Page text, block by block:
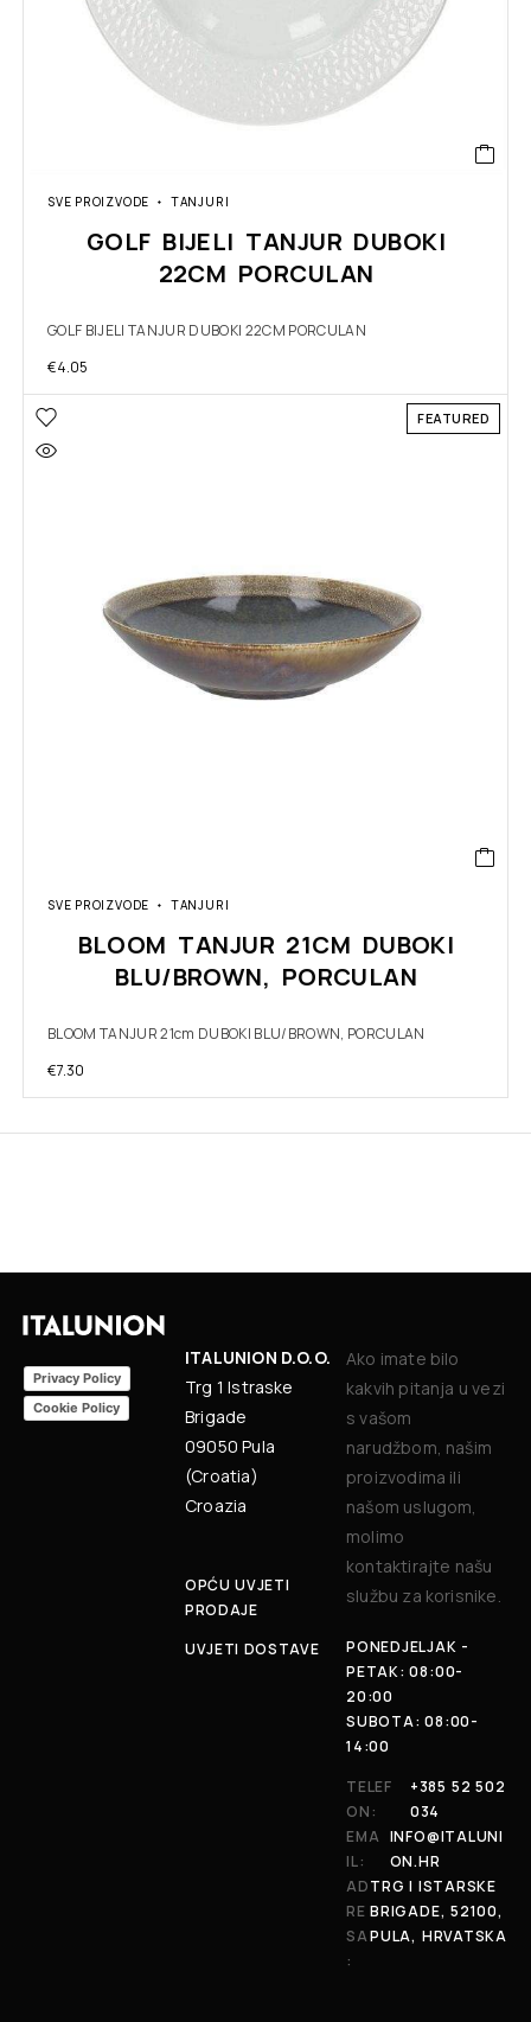
SVE PROIZVODE TANJURI
GOLF BIJELI TANJUR DUBOKI
22CM PORCULAN
GOLF BIJELI TANJUR DUBOKI 22CM PORCULAN
€4.05
FEATURED
SVE PROIZVODE TANJURI
BLOOM TANJUR 21CM DUBOKI
BLU/BROWN, PORCULAN
BLOOM TANJUR 21cm DUBOKI BLU/BROWN, PORCULAN
€7.30
Privacy Policy
Cookie Policy
ITALUNION D.O.O.
Trg 1 Istraske
Brigade
09050 Pula
(Croatia)
Croazia
OPĆU UVJETI
PRODAJE
UVJETI DOSTAVE
Ako imate bilo
kakvih pitanja u vezi
s vašom
narudžbom, našim
proizvodima ili
našom uslugom,
molimo
kontaktirajte našu
službu za korisnike.
PONEDJELJAK -
PETAK: 08:00-
20:00
SUBOTA: 08:00-
14:00
TELEF
ON:
+385 52 502
034
EMA
IL:
INFO@ITALUNI
ON.HR
AD
RE
SA
:
TRG I ISTARSKE
BRIGADE, 52100,
PULA, HRVATSKA